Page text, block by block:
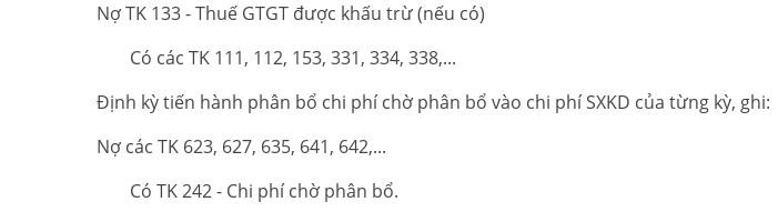
Nợ TK 133 - Thuế GTGT được khấu trừ (nếu có)
Có các TK 111, 112, 153, 331, 334, 338,...
Định kỳ tiến hành phân bổ chi phí chờ phân bổ vào chi phí SXKD của từng kỳ, ghi:
Nợ các TK 623, 627, 635, 641, 642,...
Có TK 242 - Chi phí chờ phân bổ.